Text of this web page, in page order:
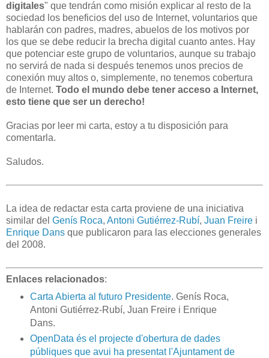
digitales" que tendrán como misión explicar al resto de la
sociedad los beneficios del uso de Internet, voluntarios que
hablarán con padres, madres, abuelos de los motivos por
los que se debe reducir la brecha digital cuanto antes. Hay
que potenciar este grupo de voluntarios, aunque su trabajo
no servirá de nada si después tenemos unos precios de
conexión muy altos o, simplemente, no tenemos cobertura
de Internet. Todo el mundo debe tener acceso a Internet,
esto tiene que ser un derecho!
Gracias por leer mi carta, estoy a tu disposición para
comentarla.
Saludos.
La idea de redactar esta carta proviene de una iniciativa
similar del Genís Roca, Antoni Gutiérrez-Rubí, Juan Freire i
Enrique Dans que publicaron para las elecciones generales
del 2008.
Enlaces relacionados:
Carta Abierta al futuro Presidente. Genís Roca,
Antoni Gutiérrez-Rubí, Juan Freire i Enrique
Dans.
OpenData és el projecte d'obertura de dades
públiques que avui ha presentat l'Ajuntament de